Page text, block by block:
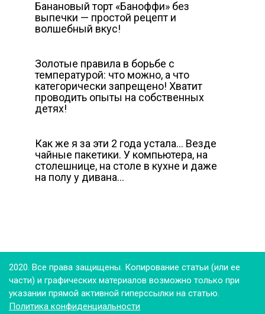
Банановый торт «Баноффи» без
выпечки — простой рецепт и
волшебный вкус!
Золотые правила в борьбе с
температурой: что можно, а что
категорически запрещено! Хватит
проводить опыты на собственных
детях!
Как же я за эти 2 года устала… Везде
чайные пакетики. У компьютера, на
столешнице, на столе в кухне и даже
на полу у дивана…
2020. Все права защищены. Копирование статьи (или ее
части) и графических материалов возможно только при
указании прямой активной гиперссылки на статью.
Политика конфиденциальности